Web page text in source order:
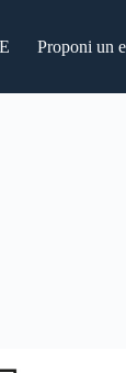
Proponi un